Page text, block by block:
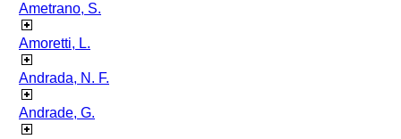
Ametrano, S.
Amoretti, L.
Andrada, N. F.
Andrade, G.